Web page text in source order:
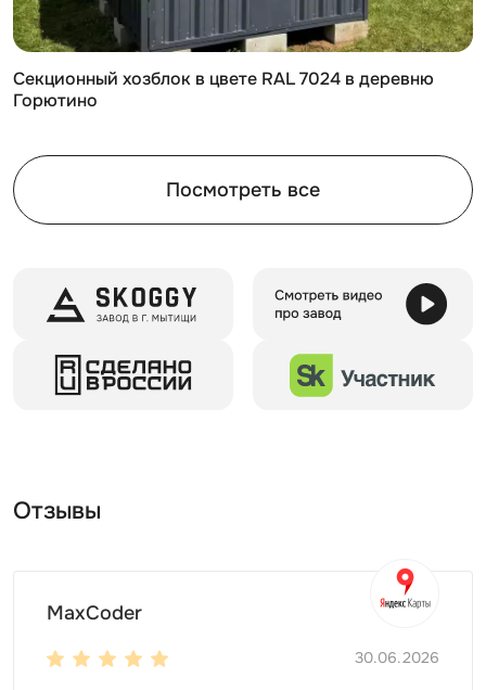
металла, из которого сделан контейнер, палитра RAL,
могут находиться на стенах конструкции. Все будет
Дополнения
Секционный хозблок в цвете RAL 7024 в деревню
Горютино
Посмотреть все
Отзывы
MaxCoder
30.06.2026